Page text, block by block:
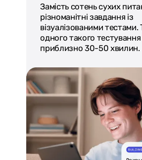
Замість сотень сухих
різноманітні завдання із
візуалізованими тестами.
одного такого
приблизно 30-50 хвилин.